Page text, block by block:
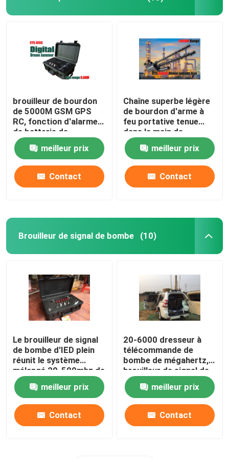
brouilleur de bourdon
de 5000M GSM GPS
RC, fonction d'alarme
de batterie de
brouilleur de signal de
bourdon basse
meilleur prix
Contact
Chaîne superbe légère
de bourdon d'arme à
feu portative tenue
dans la main de
brouilleur pour militaire
meilleur prix
Contact
Brouilleur de signal de bombe (10)
Le brouilleur de signal
de bombe d'IED plein
réunit le système
mélangé 20-500mhz de
brouillage à bruit de
Digital meilleur prix
Contact
20-6000 dresseur à
télécommande de
bombe de mégahertz,
brouilleur de signal de
véhicule du long terme
RCIED meilleur prix
Contact